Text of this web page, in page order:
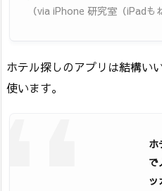
（via iPhone 研究室（iPadも
ホテル探しのアプリは結構い
使います。
ホ
で
ッ